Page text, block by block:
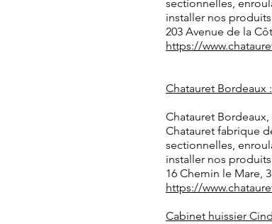
sectionnelles,
installer nos
203 Avenue de la
https://
Chatauret Bordeaux
Chatauret
Chatauret fabrique
sectionnelles,
installer nos
16 Chemin le Mare,
https://
Cabinet huissier